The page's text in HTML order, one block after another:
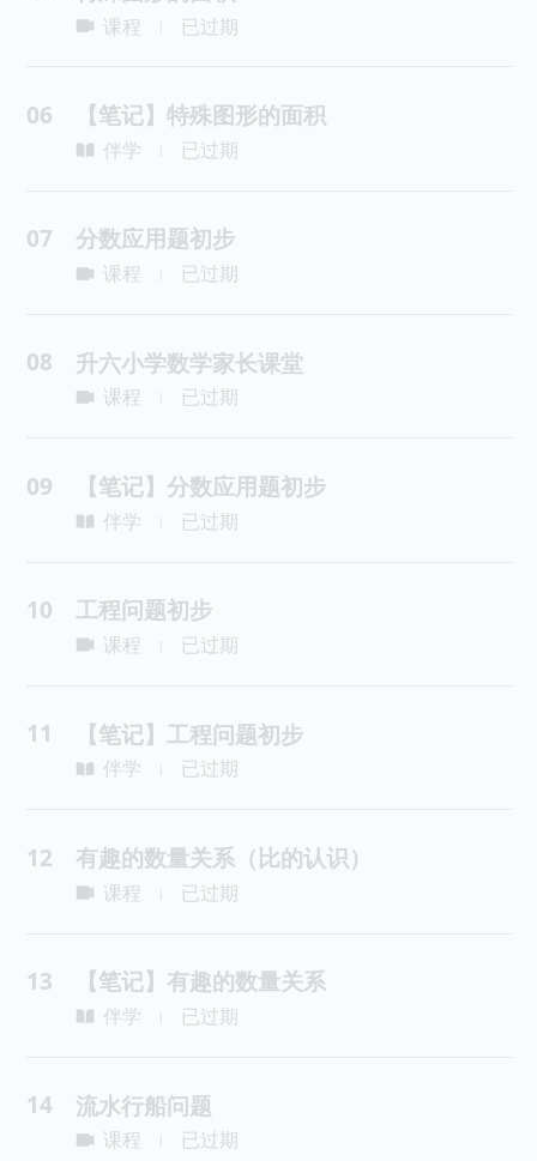
课程 已过期
06 【笔记】特殊图形的面积
伴学 已过期
07 分数应用题初步
课程 已过期
08 升六小学数学家长课堂
课程 已过期
09 【笔记】分数应用题初步
伴学 已过期
10 工程问题初步
课程 已过期
11 【笔记】工程问题初步
伴学 已过期
12 有趣的数量关系（比的认识）
课程 已过期
13 【笔记】有趣的数量关系
伴学 已过期
14 流水行船问题
课程 已过期